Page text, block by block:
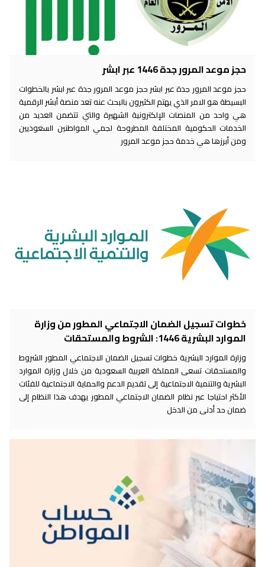
حجز موعد المرور جدة 1446 عبر ابشر
حجز موعد المرور جدة عبر ابشر حجز موعد المرور جدة عبر ابشر بالخطوات
البسيطة هو الامر الذي يهتم الكثيرون بالبحث عنه تعد منصة أبشر الرقمية
هي واحد من المنصات الإلكترونية الشهيرة والتي تتضمن العديد من
الخدمات الحكومية المختلفة المطروحة لجمي المواطنين السعوديين
ومن أبرزها هي خدمة حجز موعد المرور
خطوات تسجيل الضمان الاجتماعي المطور من وزارة
الموارد البشرية 1446: الشروط والمستحقات
وزارة الموارد البشرية خطوات تسجيل الضمان الاجتماعي المطور الشروط
والمستحقات تسعى المملكة العربية السعودية من خلال وزارة الموارد
البشرية والتنمية الاجتماعية إلى تقديم الدعم والحماية الاجتماعية للفئات
الأكثر احتياجا عبر نظام الضمان الاجتماعي المطور يهدف هذا النظام إلى
ضمان حد أدنى من الدخل